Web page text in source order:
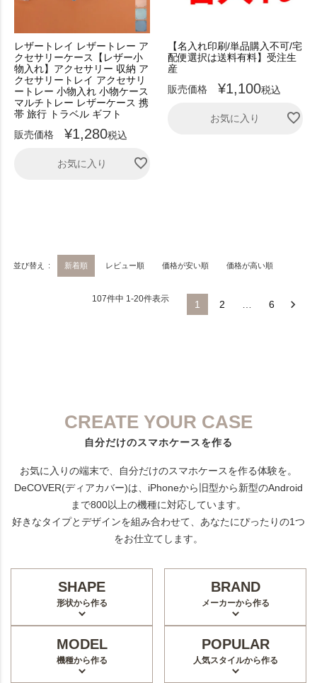
レザートレイ レザートレー ア
クセサリーケース【レザー小
物入れ】アクセサリー 収納 ア
クセサリートレイ アクセサリ
ートレー 小物入れ 小物ケース
マルチトレー レザーケース 携
帯 旅行 トラベル ギフト
販売価格
¥1,280税込
お気に入り
【名入れ印刷/単品購入不可/宅
配便選択は送料有料】受注生
産
販売価格
¥1,100税込
お気に入り
並び替え 新着順 レビュー順 価格が安い順 価格が高い順
107件中 1-20件表示 1 2 6
CREATE YOUR CASE
自分だけのスマホケースを作る
お気に入りの端末で、自分だけのスマホケースを作る体験を。
DeCOVER(ディアカバー)は、iPhoneから旧型から新型のAndroid
まで800以上の機種に対応しています。
好きなタイプとデザインを組み合わせて、あなたにぴったりの1つ
をお仕立てします。
SHAPE
形状から作る
BRAND
メーカーから作る
MODEL
機種から作る
POPULAR
人気スタイルから作る